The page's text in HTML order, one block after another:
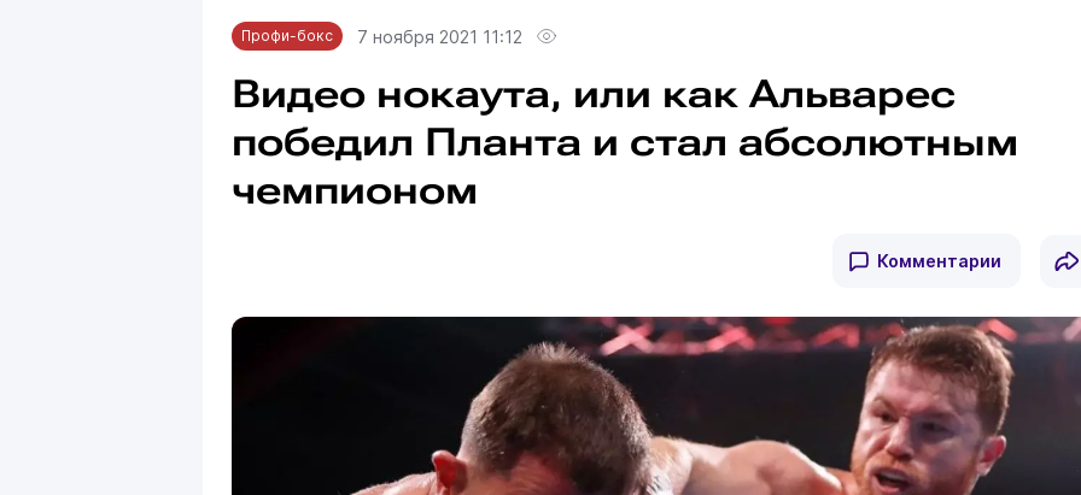
Профи-бокс 7 ноября 2021 11:12
Видео нокаута, или как Альварес
победил Планта и стал абсолютным
чемпионом
Комментарии